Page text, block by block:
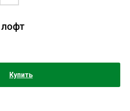
Купить